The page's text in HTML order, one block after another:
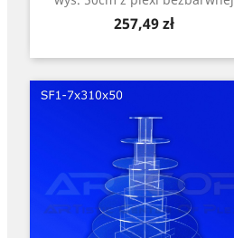
Cena
257,49 zł